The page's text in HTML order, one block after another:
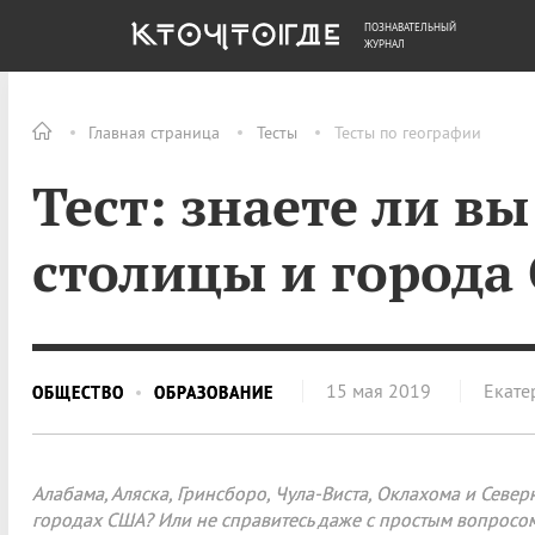
Главная страница Тесты Тесты по географии
Тест: знаете ли
столицы и
ОБЩЕСТВО ОБРАЗОВАНИЕ 15 мая 2019
Алабама, Аляска, Гринсборо, Чула-Виста, Оклахома и
городах США? Или не справитесь даже с простым
ОБЩЕСТВО ДЕНЬГИ
ПОЗНАВАТЕЛЬНЫЙ
ЖУРНАЛ